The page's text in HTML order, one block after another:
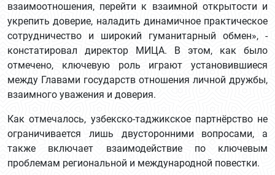
взаимоотношения, перейти к взаимной открытости и
укрепить доверие, наладить динамичное практическое
сотрудничество и широкий гуманитарный обмен», -
констатировал директор МИЦА. В этом, как было
отмечено, ключевую роль играют установившиеся
между Главами государств отношения личной дружбы,
взаимного уважения и доверия.
Как отмечалось, узбекско-таджикское партнёрство не
ограничивается лишь двусторонними вопросами, а
также включает взаимодействие по ключевым
проблемам региональной и международной повестки.